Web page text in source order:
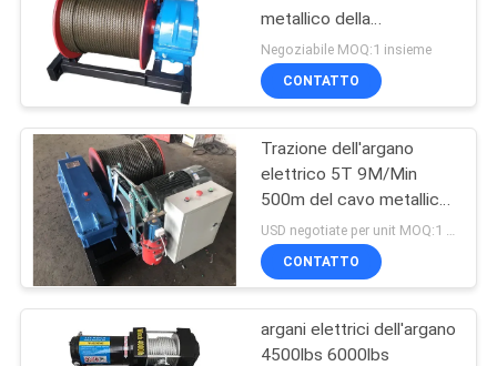
metallico della
costruzione 10t
Negoziabile MOQ:1 insieme
CONTATTO
Trazione dell'argano
elettrico 5T 9M/Min
500m del cavo metallico
del tamburo che
sollevano
CONTATTO
argani elettrici dell'argano
4500lbs 6000lbs